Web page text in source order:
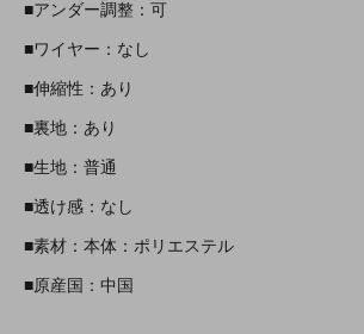
■アンダー調整：可
■ワイヤー：なし
■伸縮性：あり
■裏地：あり
■生地：普通
■透け感：なし
■素材：本体：ポリエステル
■原産国：中国